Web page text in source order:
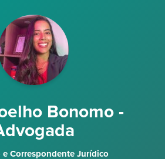
Bonomo -
Correspondente Jurídico